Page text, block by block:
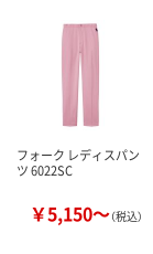
フォーク レディスパン
ツ 6022SC
￥5,150～（税込）